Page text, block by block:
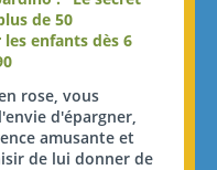
de 50
enfants dès 6
rose, vous
d'épargner,
amusante et
de lui donner de